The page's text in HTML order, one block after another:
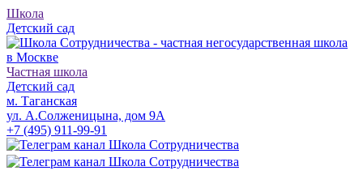
Школа
Детский сад
Частная школа
Детский сад
м. Таганская
ул. А.Солженицына, дом 9А
+7 (495) 911-99-91